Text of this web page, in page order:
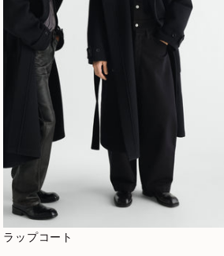
ラップコート